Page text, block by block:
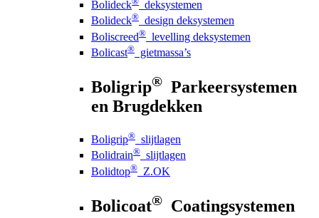
Bolideck
deksystemen
Bolideck® design deksystemen
Boliscreed® levelling deksystemen
Bolicast® gietmassa’s
Boligrip® Parkeersystemen
en Brugdekken
Boligrip® slijtlagen
Bolidrain® slijtlagen
Bolidtop® Z.OK
Bolicoat® Coatingsystemen